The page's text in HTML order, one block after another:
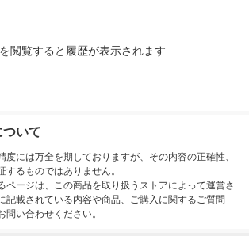
閲覧すると履歴が表示されます
いて
度には万全を期しておりますが、その内容の正確性、
するものではありません。
ページは、この商品を取り扱うストアによって運営さ
記載されている内容や商品、ご購入に関するご質問
い合わせください。